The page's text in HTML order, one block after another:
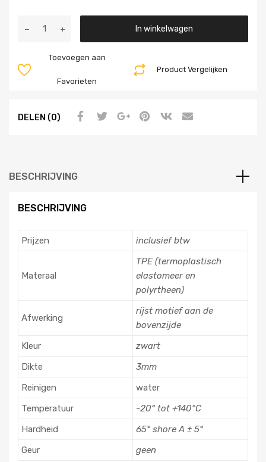
In winkelwagen
Product Vergelijken
Toevoegen aan
Favorieten
DELEN (0)
BESCHRIJVING
BESCHRIJVING
Prijzen inclusief btw
Materaal
TPE (termoplastisch
elastomeer en
polyrtheen)
Afwerking
rijst motief aan de
bovenzijde
Kleur
zwart
Dikte
3mm
Reinigen
water
Temperatuur
-20° tot +140°C
Hardheid
65° shore A ± 5°
Geur
geen